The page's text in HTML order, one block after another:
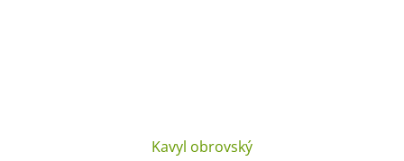
Kavyl obrovský